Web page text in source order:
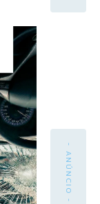
- ANÚNCIO -